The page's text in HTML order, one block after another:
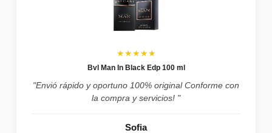
★★★★★
Bvl Man In Black Edp 100 ml
"Envió rápido y oportuno 100% original Conforme con
la compra y servicios! "
Sofia